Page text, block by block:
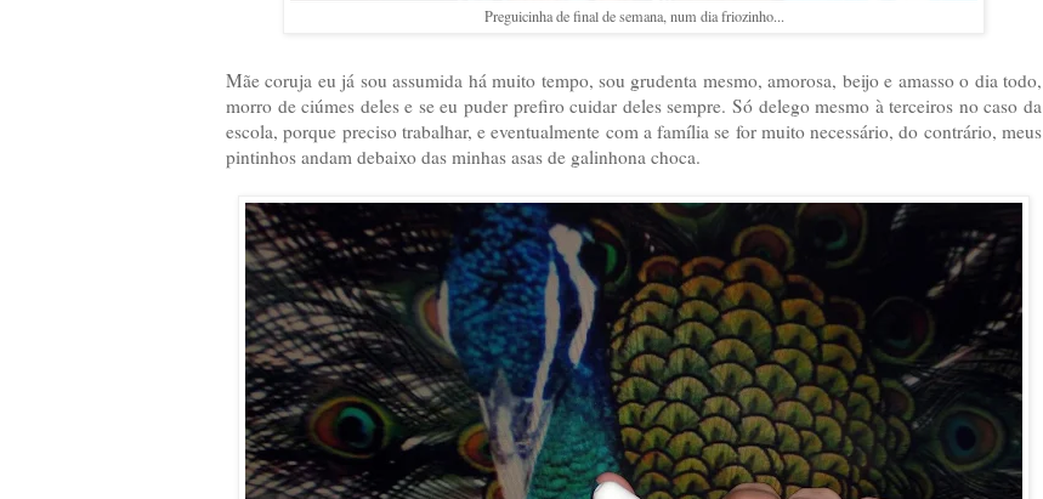
Preguicinha de final de semana, num dia friozinho...
Mãe coruja eu já sou assumida há muito tempo, sou grudenta mesmo, amorosa, beijo e amasso o dia todo,
morro de ciúmes deles e se eu puder prefiro cuidar deles sempre. Só delego mesmo à terceiros no caso da
escola, porque preciso trabalhar, e eventualmente com a família se for muito necessário, do contrário, meus
pintinhos andam debaixo das minhas asas de galinhona choca.